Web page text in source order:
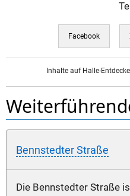
Facebook
Inhalte auf Halle-
Bennstedter Straße
Die Bennstedter Straße